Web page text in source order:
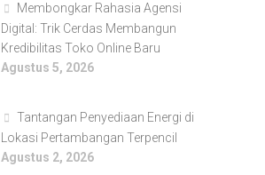
Membongkar Rahasia Agensi
Digital: Trik Cerdas Membangun
Kredibilitas Toko Online Baru
Agustus 5, 2026
Tantangan Penyediaan Energi di
Lokasi Pertambangan Terpencil
Agustus 2, 2026